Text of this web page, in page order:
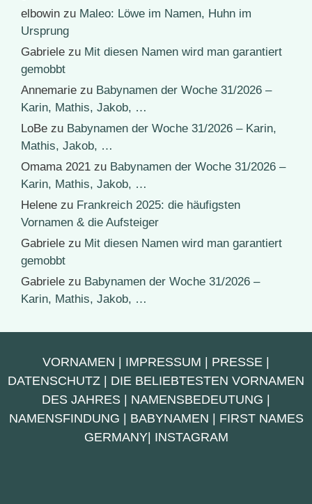
elbowin zu Maleo: Löwe im Namen, Huhn im
Ursprung
Gabriele zu Mit diesen Namen wird man garantiert
gemobbt
Annemarie zu Babynamen der Woche 31/2026 –
Karin, Mathis, Jakob, …
LoBe zu Babynamen der Woche 31/2026 – Karin,
Mathis, Jakob, …
Omama 2021 zu Babynamen der Woche 31/2026 –
Karin, Mathis, Jakob, …
Helene zu Frankreich 2025: die häufigsten
Vornamen & die Aufsteiger
Gabriele zu Mit diesen Namen wird man garantiert
gemobbt
Gabriele zu Babynamen der Woche 31/2026 –
Karin, Mathis, Jakob, …
VORNAMEN | IMPRESSUM | PRESSE |
DATENSCHUTZ | DIE BELIEBTESTEN VORNAMEN
DES JAHRES | NAMENSBEDEUTUNG |
NAMENSFINDUNG | BABYNAMEN | FIRST NAMES
GERMANY| INSTAGRAM